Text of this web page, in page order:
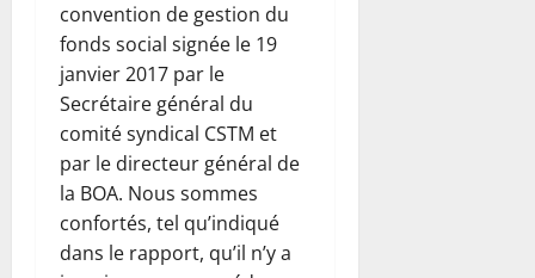
convention de gestion du
fonds social signée le 19
janvier 2017 par le
Secrétaire général du
comité syndical CSTM et
par le directeur général de
la BOA. Nous sommes
confortés, tel qu’indiqué
dans le rapport, qu’il n’y a